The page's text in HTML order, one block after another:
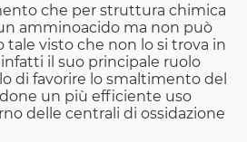
che per struttura chimica
amminoacido ma non può
tale visto che non lo si trova in
il suo principale ruolo
di favorire lo smaltimento del
un più efficiente uso
delle centrali di ossidazione